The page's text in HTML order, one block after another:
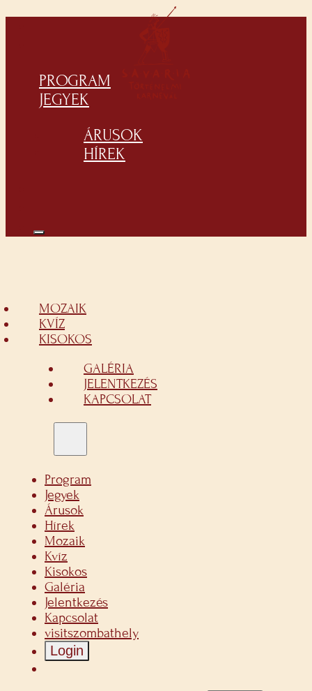
PROGRAM
JEGYEK
ÁRUSOK
HÍREK
MOZAIK
KVÍZ
KISOKOS
GALÉRIA
JELENTKEZÉS
KAPCSOLAT
Program
Jegyek
Árusok
Hírek
Mozaik
Kvíz
Kisokos
Galéria
Jelentkezés
Kapcsolat
visitszombathely
Login